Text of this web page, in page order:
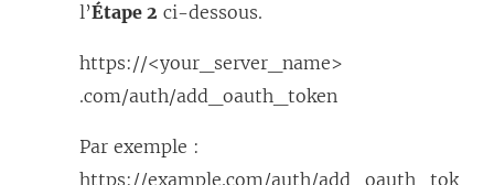
l’Étape 2 ci-dessous.
https://<your_server_name>
.com/auth/add_oauth_token
Par exemple :
https://example.com/auth/add_oauth_tok